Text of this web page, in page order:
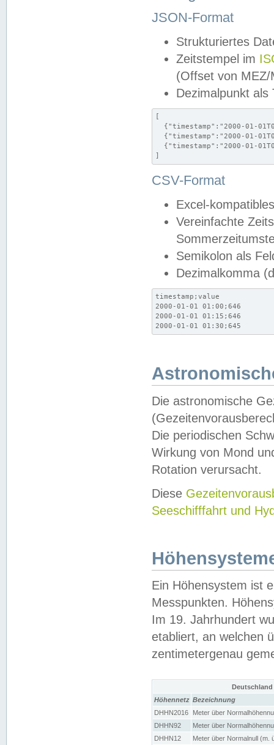
JSON-Format
Strukturiertes
Zeitstempel im
(Offset von MEZ/
Dezimalpunkt als
[
{"timestamp":"2000-01-
{"timestamp":"2000-01-
{"timestamp":"2000-01-
]
CSV-Format
Excel-
Vereinfachte
Semikolon als
Dezimalkomma
timestamp;value
2000-01-01 01:00;646
2000-01-01 01:15;646
2000-01-01 01:30;645
Die astronomische
Die periodischen
Wirkung von Mond
Rotation verursacht.
Diese
Seeschifffahrt und
Ein Höhensystem ist
Messpunkten.
Im 19. Jahrhundert
etabliert, an welchen
zentimetergenau
Höhennetz Bezeichnung
DHHN2016
Meter über
DHHN92
Meter über
DHHN12
Meter über Normalnull (m.